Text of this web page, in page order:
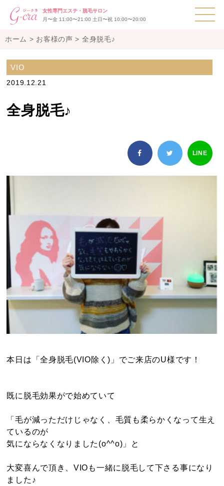
女性専門エステ・脱毛サロン
月〜金 11:00〜21:00 土日〜祝 10:00〜20:00
ホーム > お客様の声 > 全身脱毛♪
VIO
2019.12.21
全身脱毛♪
LINE
本日は「全身脱毛(VIO除く)」でご来店のU様です！
既に脱毛効果がで始めていて
「毛が減っただけじゃなく、毛質も柔らかくなって生え
ているのが
気にならなくなりました(o^^o)」と
大変喜んで頂き、VIOも一緒に脱毛して下さる事になり
ました♪